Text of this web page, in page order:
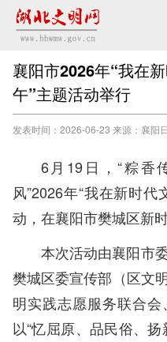
襄阳市2026年“我在
午”主题活动举行
发表时间：2026-06-23 来源：襄阳
6月19日，“粽香
风”2026年“我在新时
动，在襄阳市樊城区新
本次活动由襄阳市
樊城区委宣传部（区文
明实践志愿服务联合会
以“忆屈原、品民俗、